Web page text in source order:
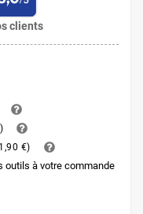
clients
)
€)
outils à votre commande